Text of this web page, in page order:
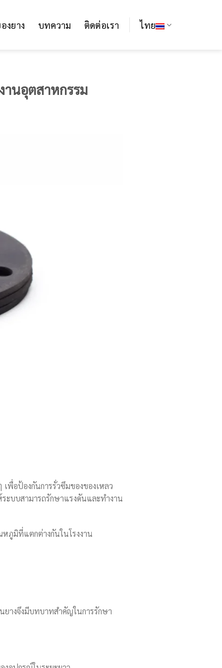
งยาง บทความ ติดต่อเรา ไทย
านอุตสาหกรรม
พื่อป้องกันการรั่วซึมของของเหลว
ระบบสามารถรักษาแรงดันและทำงาน
ภูมิที่แตกต่างกันในโรงงาน
ยางจึงมีบทบาทสำคัญในการรักษา